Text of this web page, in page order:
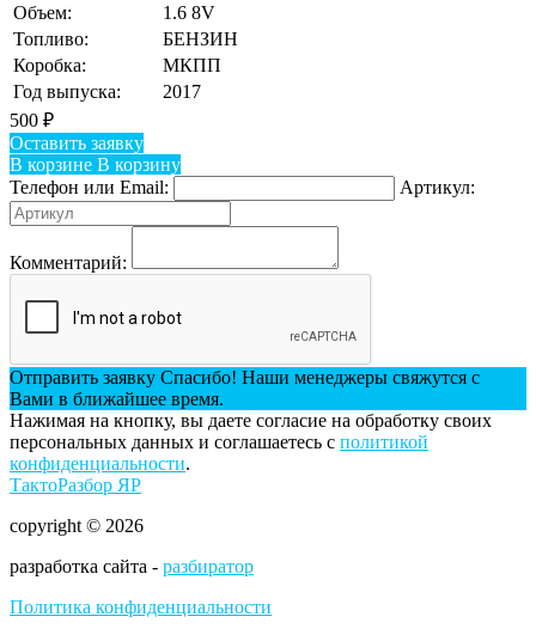
Объем:
1.6 8V
Топливо:
БЕНЗИН
Коробка:
МКПП
Год выпуска:
2017
500 ₽
Оставить заявку
В корзине В корзину
Телефон или Email:
Артикул:
Комментарий:
Отправить заявку Спасибо! Наши менеджеры свяжутся с
Вами в ближайшее время.
Нажимая на кнопку, вы даете согласие на обработку своих
персональных данных и соглашаетесь с политикой
конфиденциальности.
ТактоРазбор ЯР
copyright © 2026
разработка сайта - разбиратор
Политика конфиденциальности